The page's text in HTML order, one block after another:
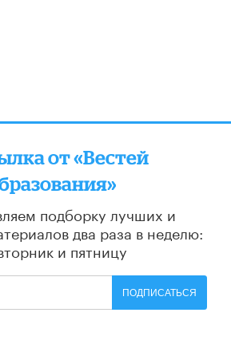
от «Вестей
подборку лучших и
два раза в неделю:
и пятницу
ПОДПИСАТЬСЯ